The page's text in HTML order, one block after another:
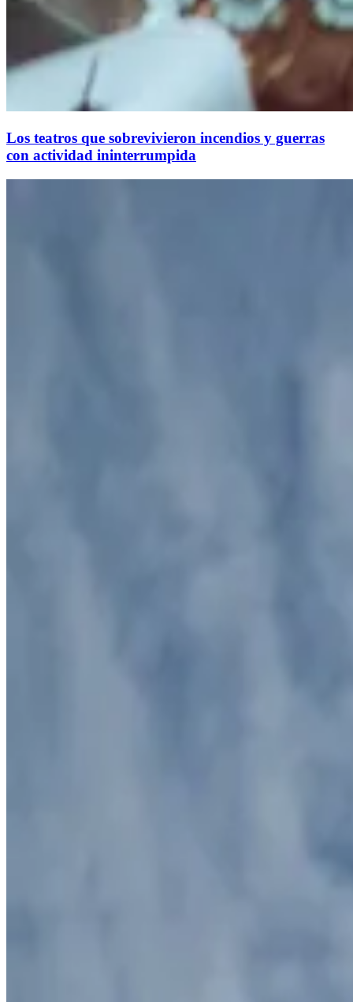
Los teatros que sobrevivieron incendios y guerras
con actividad ininterrumpida